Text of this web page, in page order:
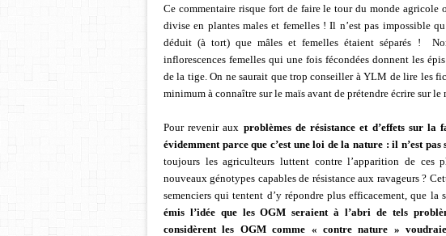
Ce commentaire risque fort de faire le tour du monde agricole
divise en plantes males et femelles ! Il n’est pas impossible
déduit (à tort) que mâles et femelles étaient séparés !
inflorescences femelles qui une fois fécondées donnent les
de la tige. On ne saurait que trop conseiller à YLM de lire les
minimum à connaître sur le maïs avant de prétendre écrire sur le
Pour revenir aux problèmes de résistance et d’effets sur la
évidemment parce que c’est une loi de la nature : il n’est
toujours les agriculteurs luttent contre l’apparition de ces
nouveaux génotypes capables de résistance aux ravageurs ?
semenciers qui tentent d’y répondre plus efficacement, que
émis l’idée que les OGM seraient à l’abri de tels
considèrent les OGM comme « contre nature »